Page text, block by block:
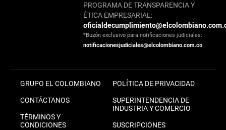
PROGRAMA DE TRANSPARENCIA Y
ÉTICA EMPRESARIAL:
*Buzón exclusivo para notificaciones judiciales:
notificacionesjudiciales@elcolombiano.com.co
GRUPO EL COLOMBIANO
CONTÁCTANOS
TÉRMINOS Y
CONDICIONES
POLÍTICA DE PRIVACIDAD
SUPERINTENDENCIA DE
INDUSTRIA Y COMERCIO
SUSCRIPCIONES